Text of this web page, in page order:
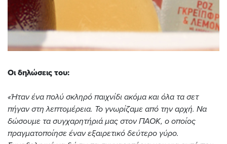
Οι δηλώσεις του:
«Ήταν ένα πολύ σκληρό παιχνίδι ακόμα και όλα τα σετ
πήγαν στη λεπτομέρεια. Το γνωρίζαμε από την αρχή. Να
δώσουμε τα συγχαρητήριά μας στον ΠΑΟΚ, ο οποίος
πραγματοποίησε έναν εξαιρετικό δεύτερο γύρο.